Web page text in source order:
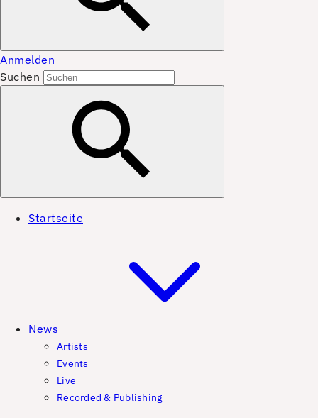
Anmelden
Suchen
Startseite
News
Artists
Events
Live
Recorded & Publishing